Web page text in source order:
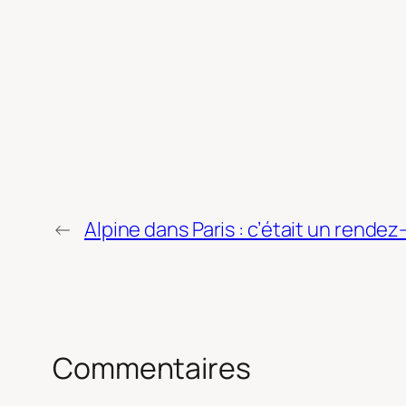
← Alpine dans Paris : c’était un
Commentaires